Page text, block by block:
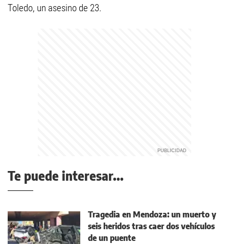
Toledo, un asesino de 23.
Te puede interesar...
Tragedia en Mendoza: un muerto y
seis heridos tras caer dos vehículos
de un puente